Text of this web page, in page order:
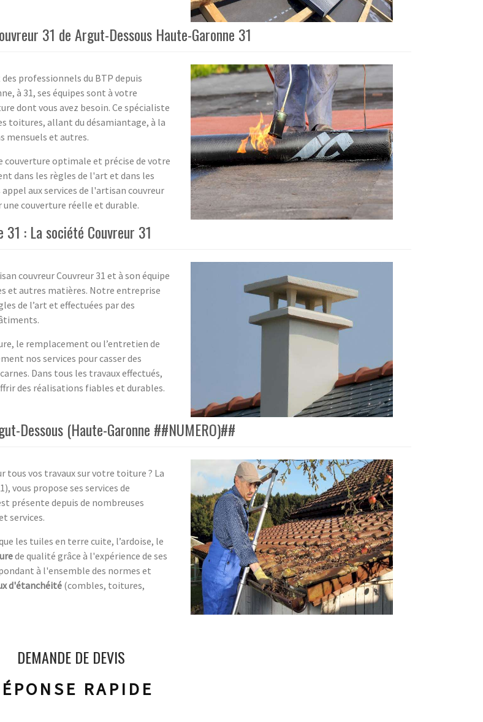
31 de Argut-Dessous Haute-Garonne 31
professionnels du BTP depuis
à 31, ses équipes sont à votre
dont vous avez besoin. Ce spécialiste
toitures, allant du désamiantage, à la
mensuels et autres.
optimale et précise de votre
dans les règles de l'art et dans les
aux services de l'artisan couvreur
une couverture réelle et durable.
: La société Couvreur 31
couvreur Couvreur 31 et à son équipe
et autres matières. Notre entreprise
de l’art et effectuées par des
le remplacement ou l’entretien de
nos services pour casser des
Dans tous les travaux effectués,
des réalisations fiables et durables.
Dessous (Haute-Garonne ##NUMERO)##
tous vos travaux sur votre toiture ? La
vous propose ses services de
présente depuis de nombreuses
services.
les tuiles en terre cuite, l’ardoise, le
de qualité grâce à l'expérience de ses
à l'ensemble des normes et
d'étanchéité (combles, toitures,
DEMANDE DE DEVIS
RAPIDE